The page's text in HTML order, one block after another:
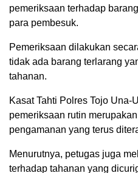
pemeriksaan terhadap
para pembesuk.
Pemeriksaan dilakukan
tidak ada barang terlarang
tahanan.
Kasat Tahti Polres Tojo Una-
pemeriksaan rutin
pengamanan yang terus
Menurutnya, petugas juga
terhadap tahanan yang